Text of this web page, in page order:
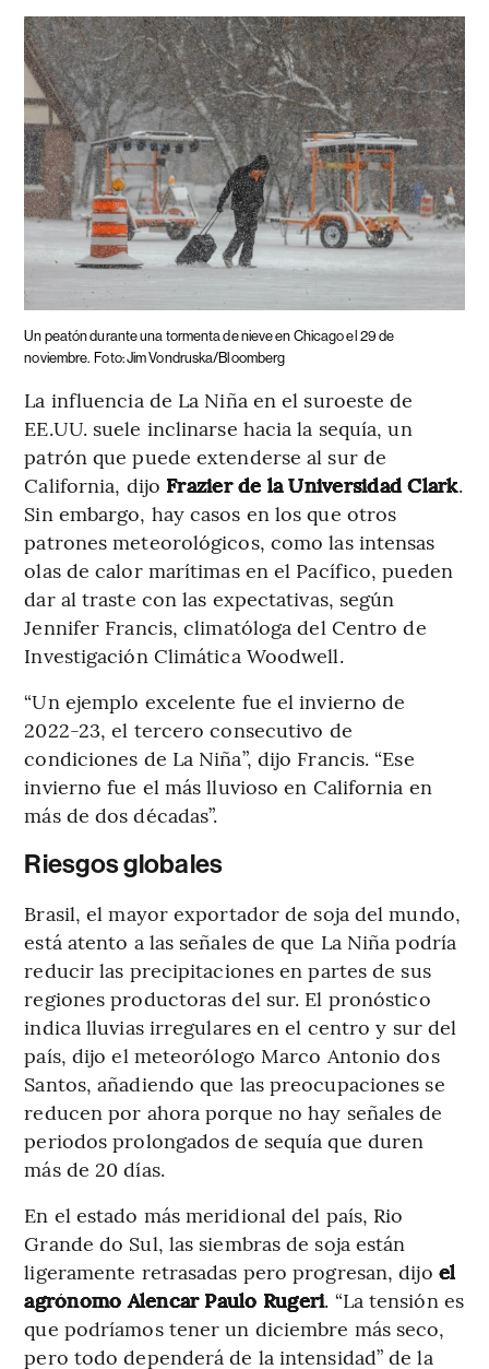
Un peatón durante una tormenta de nieve en Chicago el 29 de
noviembre. Foto: Jim Vondruska/Bloomberg
La influencia de La Niña en el suroeste de
EE.UU. suele inclinarse hacia la sequía, un
patrón que puede extenderse al sur de
California, dijo Frazier de la Universidad Clark.
Sin embargo, hay casos en los que otros
patrones meteorológicos, como las intensas
olas de calor marítimas en el Pacífico, pueden
dar al traste con las expectativas, según
Jennifer Francis, climatóloga del Centro de
Investigación Climática Woodwell.
“Un ejemplo excelente fue el invierno de
2022-23, el tercero consecutivo de
condiciones de La Niña”, dijo Francis. “Ese
invierno fue el más lluvioso en California en
más de dos décadas”.
Riesgos globales
Brasil, el mayor exportador de soja del mundo,
está atento a las señales de que La Niña podría
reducir las precipitaciones en partes de sus
regiones productoras del sur. El pronóstico
indica lluvias irregulares en el centro y sur del
país, dijo el meteorólogo Marco Antonio dos
Santos, añadiendo que las preocupaciones se
reducen por ahora porque no hay señales de
periodos prolongados de sequía que duren
más de 20 días.
En el estado más meridional del país, Rio
Grande do Sul, las siembras de soja están
ligeramente retrasadas pero progresan, dijo el
agrónomo Alencar Paulo Rugeri. “La tensión es
que podríamos tener un diciembre más seco,
pero todo dependerá de la intensidad” de la